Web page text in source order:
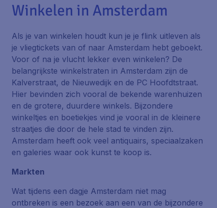
Winkelen in Amsterdam
Als je van winkelen houdt kun je je flink uitleven als
je vliegtickets van of naar Amsterdam hebt geboekt.
Voor of na je vlucht lekker even winkelen? De
belangrijkste winkelstraten in Amsterdam zijn de
Kalverstraat, de Nieuwedijk en de PC Hoofdtstraat.
Hier bevinden zich vooral de bekende warenhuizen
en de grotere, duurdere winkels. Bijzondere
winkeltjes en boetiekjes vind je vooral in de kleinere
straatjes die door de hele stad te vinden zijn.
Amsterdam heeft ook veel antiquairs, speciaalzaken
en galeries waar ook kunst te koop is.
Markten
Wat tijdens een dagje Amsterdam niet mag
ontbreken is een bezoek aan een van de bijzondere